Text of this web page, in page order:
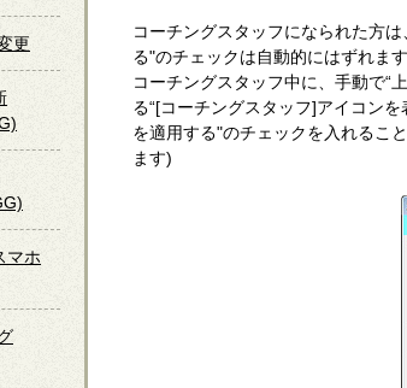
コーチングスタッフになられた方
る"のチェックは自動的にはずれま
コーチングスタッフ中に、手動で“
る“[コーチングスタッフ]アイコン
を適用する"のチェックを入れるこ
ます)
更
マホ